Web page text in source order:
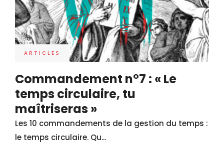
ARTICLES
Commandement n°7 : « Le
temps circulaire, tu
maîtriseras »
Les 10 commandements de la gestion du temps :
le temps circulaire. Qu...